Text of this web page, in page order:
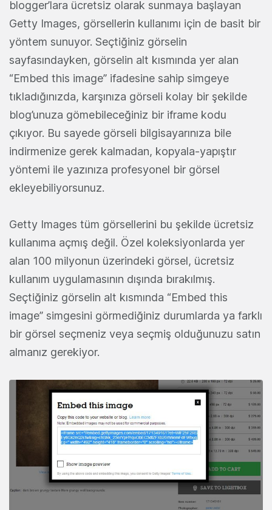
blogger’lara ücretsiz olarak sunmaya başlayan
Getty Images, görsellerin kullanımı için de basit bir
yöntem sunuyor. Seçtiğiniz görselin
sayfasındayken, görselin alt kısmında yer alan
“Embed this image” ifadesine sahip simgeye
tıkladığınızda, karşınıza görseli kolay bir şekilde
blog’unuza gömebileceğiniz bir iframe kodu
çıkıyor. Bu sayede görseli bilgisayarınıza bile
indirmenize gerek kalmadan, kopyala-yapıştır
yöntemi ile yazınıza profesyonel bir görsel
ekleyebiliyorsunuz.
Getty Images tüm görsellerini bu şekilde ücretsiz
kullanıma açmış değil. Özel koleksiyonlarda yer
alan 100 milyonun üzerindeki görsel, ücretsiz
kullanım uygulamasının dışında bırakılmış.
Seçtiğiniz görselin alt kısmında “Embed this
image” simgesini görmediğiniz durumlarda ya farklı
bir görsel seçmeniz veya seçmiş olduğunuzu satın
almanız gerekiyor.